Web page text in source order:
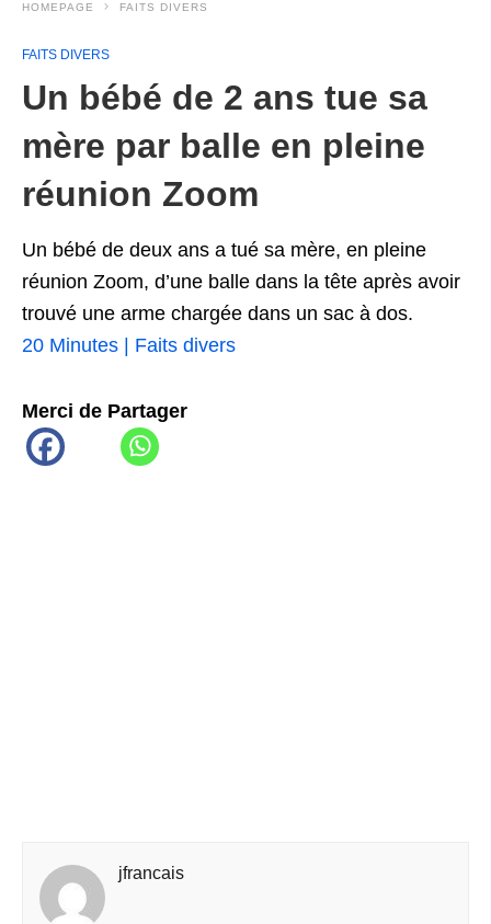
HOMEPAGE FAITS DIVERS
FAITS DIVERS
Un bébé de 2 ans tue sa
mère par balle en pleine
réunion Zoom
Un bébé de deux ans a tué sa mère, en pleine
réunion Zoom, d’une balle dans la tête après avoir
trouvé une arme chargée dans un sac à dos.
20 Minutes | Faits divers
Merci de Partager
jfrancais